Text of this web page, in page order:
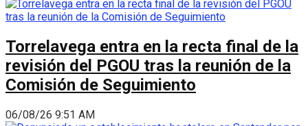
Torrelavega entra en la recta final de la
revisión del PGOU tras la reunión de la
Comisión de Seguimiento
06/08/26 9:51 AM